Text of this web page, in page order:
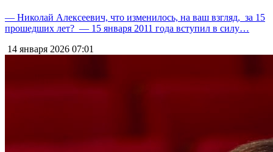
— Николай Алексеевич, что изменилось, на ваш взгляд, за 15
прошедших лет? — 15 января 2011 года вступил в силу…
14 января 2026 07:01